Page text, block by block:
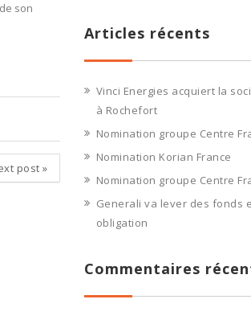
son
post »
Articles récents
Vinci Energies acquiert la
à Rochefort
Nomination groupe Centre
Nomination Korian France
Nomination groupe Centre
Generali va lever des fonds
obligation
Commentaires